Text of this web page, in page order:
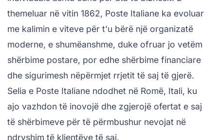
themeluar në vitin 1862, Poste Italiane ka evoluar
me kalimin e viteve për t'u bërë një organizatë
moderne, e shumëanshme, duke ofruar jo vetëm
shërbime postare, por edhe shërbime financiare
dhe sigurimesh nëpërmjet rrjetit të saj të gjerë.
Selia e Poste Italiane ndodhet në Romë, Itali, ku
ajo vazhdon të inovojë dhe zgjerojë ofertat e saj
të shërbimeve për të përmbushur nevojat në
ndryshim të klientëve të saj.